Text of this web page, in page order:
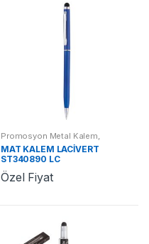
Promosyon Metal Kalem,
Promosyon Kalemler
MAT KALEM LACİVERT
ST340890 LC
Özel Fiyat